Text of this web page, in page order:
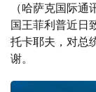
（哈萨克国际
国王菲利普近日
托卡耶夫，对总
谢。